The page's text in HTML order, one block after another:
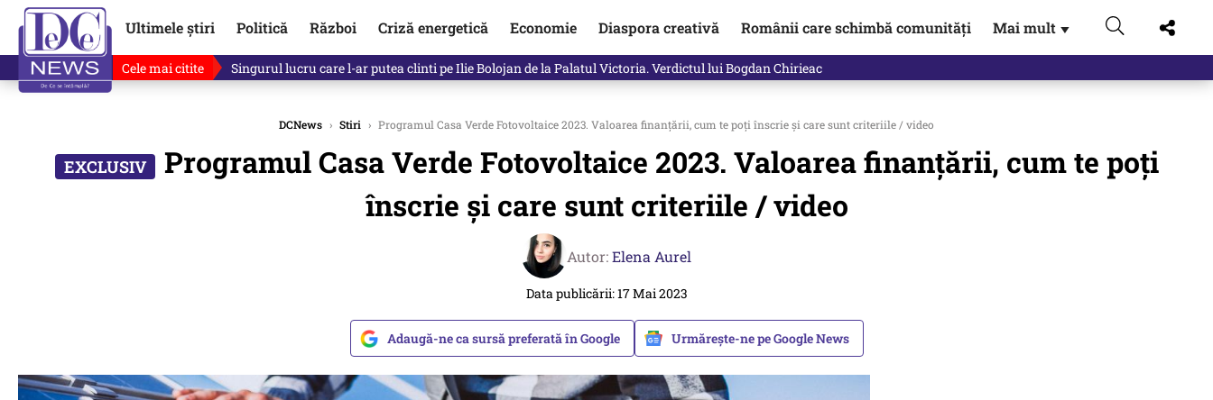
Ultimele știri Politică Război Criză energetică Economie Diaspora creativă Românii care schimbă comunități Mai mult ▼
Cele mai citite Ce se întâmplă cu primul buletin electronic, decizia luată astăzi de Guvern pentru toți românii
DCNews › Stiri › Programul Casa Verde Fotovoltaice 2023. Valoarea finanțării, cum te poți înscrie și care sunt criteriile / video
Programul Casa Verde Fotovoltaice 2023. Valoarea finanțării, cum te poți
înscrie și care sunt criteriile / video
Autor:Elena Aurel
Data publicării: 17 Mai 2023
Adaugă-ne ca sursă preferată în Google Urmărește-ne pe Google News